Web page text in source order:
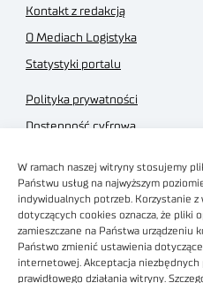
W ramach naszej witryny stosujemy
Państwu usług na najwyższym
indywidualnych potrzeb. Korzystanie z
dotyczących cookies oznacza, że pliki
zamieszczane na Państwa urządzeniu
Państwo zmienić ustawienia
internetowej. Akceptacja niezbędnych
prawidłowego działania witryny.
Kontakt z redakcją
O Mediach Logistyka
Statystyki portalu
Polityka prywatności
Dostępność cyfrowa
Regulamin sklepu
Obrazy stockowe